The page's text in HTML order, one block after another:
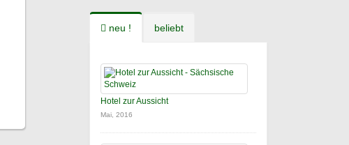
neu ! beliebt
Hotel zur Aussicht
Mai, 2016